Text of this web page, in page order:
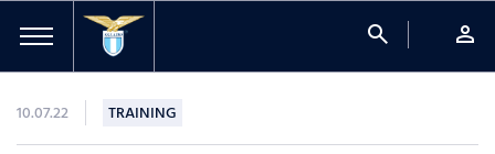
search person
10.07.22 TRAINING